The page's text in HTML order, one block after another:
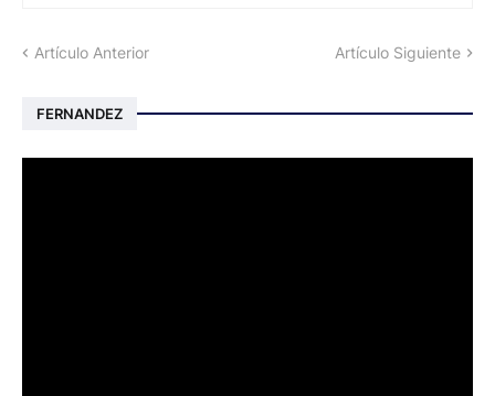
Artículo Anterior Artículo Siguiente
FERNANDEZ